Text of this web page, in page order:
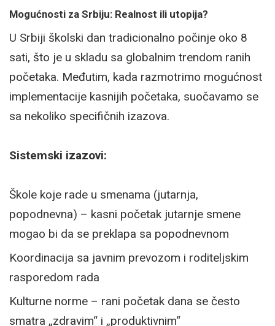
Mogućnosti za Srbiju: Realnost ili utopija?
U Srbiji školski dan tradicionalno počinje oko 8
sati, što je u skladu sa globalnim trendom ranih
početaka. Međutim, kada razmotrimo mogućnost
implementacije kasnijih početaka, suočavamo se
sa nekoliko specifičnih izazova.
Sistemski izazovi:
Škole koje rade u smenama (jutarnja,
popodnevna) – kasni početak jutarnje smene
mogao bi da se preklapa sa popodnevnom
Koordinacija sa javnim prevozom i roditeljskim
rasporedom rada
Kulturne norme – rani početak dana se često
smatra „zdravim“ i „produktivnim“